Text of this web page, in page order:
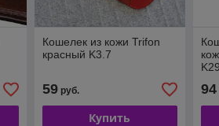
Кошелек из кожи Trifon
красный K3.7
59руб.
Купить
94